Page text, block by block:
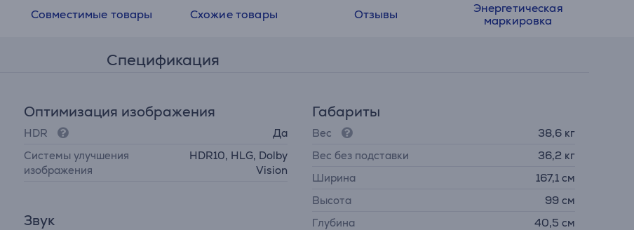
Совместимые товары Схожие товары Отзывы
Энергетическая
маркировка
Спецификация
Оптимизация изображения
HDR
Да
Системы улучшения
изображения
HDR10, HLG, Dolby
Vision
Звук
Габариты
Вес
38,6 кг
Вес без подставки
36,2 кг
Ширина
167,1 см
Высота
99 см
Глубина
40,5 см